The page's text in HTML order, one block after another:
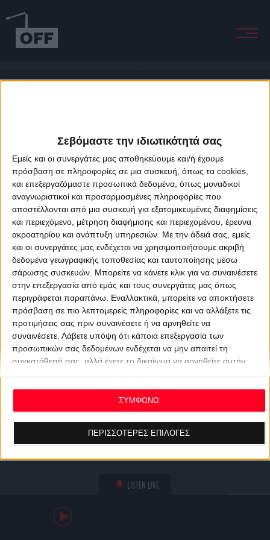
Σεβόμαστε την ιδιωτικότητά σας
Εμείς και οι συνεργάτες μας αποθηκεύουμε και/ή έχουμε
πρόσβαση σε πληροφορίες σε μια συσκευή, όπως τα cookies,
και επεξεργαζόμαστε προσωπικά δεδομένα, όπως μοναδικοί
αναγνωριστικοί και προσαρμοσμένες πληροφορίες που
αποστέλλονται από μια συσκευή για εξατομικευμένες διαφημίσεις
και περιεχόμενο, μέτρηση διαφήμισης και περιεχομένου, έρευνα
ακροατηρίου και ανάπτυξη υπηρεσιών. Με την άδειά σας, εμείς
και οι συνεργάτες μας ενδέχεται να χρησιμοποιήσουμε ακριβή
δεδομένα γεωγραφικής τοποθεσίας και ταυτοποίησης μέσω
σάρωσης συσκευών. Μπορείτε να κάνετε κλικ για να συναινέσετε
στην επεξεργασία από εμάς και τους συνεργάτες μας όπως
περιγράφεται παραπάνω. Εναλλακτικά, μπορείτε να αποκτήσετε
πρόσβαση σε πιο λεπτομερείς πληροφορίες και να αλλάξετε τις
προτιμήσεις σας πριν συναινέσετε ή να αρνηθείτε να
συναινέσετε. Λάβετε υπόψη ότι κάποια επεξεργασία των
προσωπικών σας δεδομένων ενδέχεται να μην απαιτεί τη
συγκατάθεσή σας, αλλά έχετε το δικαίωμα να αρνηθείτε αυτήν
ανακαλέσετε τη συγκατάθεσή σας ανά πάσα στιγμή
επιστρέφοντας σε αυτόν τον ιστότοπο και κάνοντας κλικ στο
κουμπί "Απορρήτου" στο κάτω μέρος της ιστοσελίδας.
ΠΕΡΙΣΣΟΤΕΡΕΣ ΕΠΙΛΟΓΕΣ
ΣΥΜΦΩΝΩ
LISTEN LIVE
About Offradio Business Class Terms & Conditions
Privacy Policy
Designed & developed byporcupine colors&Fotis Alexandrou